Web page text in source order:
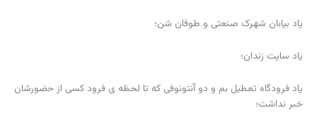
یاد بیابان شهرک صنعتی و طوفان شن؛
یاد سایت زندان؛
یاد فرودگاه تعطیل بم و دو آنتونوفی که تا لحظه ی فرود کسی از حضورشان
خبر نداشت؛